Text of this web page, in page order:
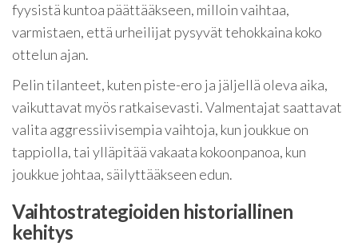
fyysistä kuntoa päättääkseen, milloin vaihtaa,
varmistaen, että urheilijat pysyvät tehokkaina koko
ottelun ajan.
Pelin tilanteet, kuten piste-ero ja jäljellä oleva aika,
vaikuttavat myös ratkaisevasti. Valmentajat saattavat
valita aggressiivisempia vaihtoja, kun joukkue on
tappiolla, tai ylläpitää vakaata kokoonpanoa, kun
joukkue johtaa, säilyttääkseen edun.
Vaihtostrategioiden historiallinen
kehitys